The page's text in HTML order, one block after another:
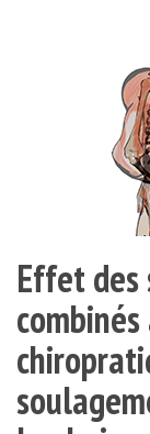
Effet des